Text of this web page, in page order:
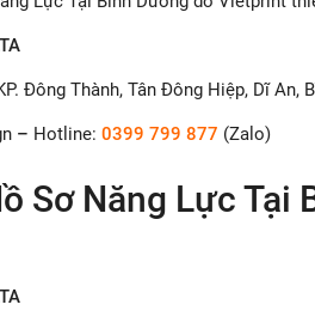
Đông Thành, Tân Đông Hiệp, Dĩ An,
– Hotline: 0399 799 877 (Zalo)
Sơ Năng Lực Tại